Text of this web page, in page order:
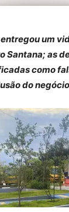
um
Santana; as
como
do